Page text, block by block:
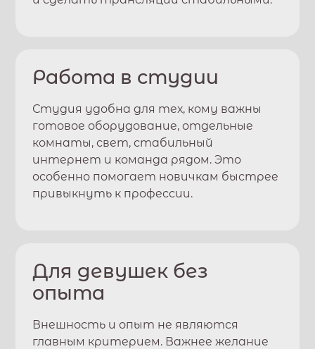
Работа в студии
Студия удобна для тех, кому важны
готовое оборудование, отдельные
комнаты, свет, стабильный
интернет и команда рядом. Это
особенно помогает новичкам быстрее
привыкнуть к профессии.
Для девушек без
опыта
Внешность и опыт не являются
главным критерием. Важнее желание